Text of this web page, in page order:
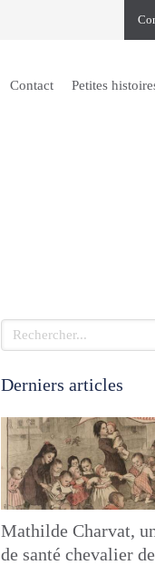
Contact Petites
Rechercher
Derniers articles
Mathilde Charvat,
de santé chevalier